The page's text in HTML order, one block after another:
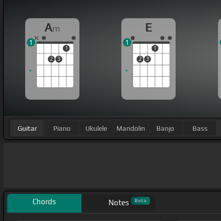
Am
2 3
1
1
E
2 3
1
1
Guitar Piano Ukulele Mandolin Banjo Bass
Chords Notes Beta